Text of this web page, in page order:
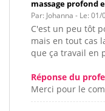
massage profond
Par: Johanna - Le:
C'est un peu tôt
mais en tout cas
que ça travail en
Réponse du
Merci pour le